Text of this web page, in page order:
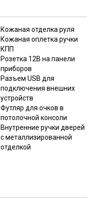
Кожаная отделка руля
Кожаная оплетка ручки
КПП
Розетка 12В на панели
приборов
Разъем USB для
подключения внешних
устройств
Футляр для очков в
потолочной консоли
Внутренние ручки дверей
с металлизированной
отделкой